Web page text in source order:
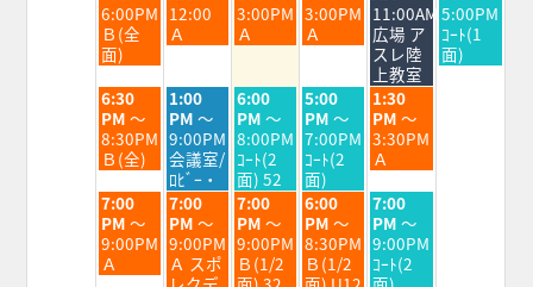
日,
8
月
4th
2026
6:00PM
Ｂ(全
面)
日,
8
月
2026
12:00
Ａ
日,
8
月
2026
3:00PM
Ａ
日,
8
月
2026
3:00PM
Ａ
日,
8
月
8th
2026
11:00AM
広場 ア
スレ陸
上教室
日,
8
月
9th
5:00PM
ｺｰﾄ(1
面)
火
曜
日,
8
月
4th
2026
6:30
PM ～
8:30PM
Ｂ(全)
水
曜
日,
8
月
5th
2026
1:00
PM ～
9:00PM
会議室/
ﾛﾋﾞｰ・
木
曜
日,
8
月
6th
2026
6:00
PM ～
8:00PM
ｺｰﾄ(2
面) 52
金
曜
日,
8
月
7th
2026
5:00
PM ～
7:00PM
ｺｰﾄ(2
面)
土
曜
日,
8
月
8th
2026
1:30
PM ～
3:30PM
Ａ
火
曜
日,
8
月
7:00
PM ～
9:00PM
Ａ
水
曜
日,
8
月
7:00
PM ～
9:00PM
Ａ スポ
木
曜
日,
8
月
7:00
PM ～
9:00PM
Ｂ(1/2
金
曜
日,
8
月
6:00
PM ～
8:30PM
Ｂ(1/2
土
曜
日,
8
月
7:00
PM ～
9:00PM
ｺｰﾄ(2